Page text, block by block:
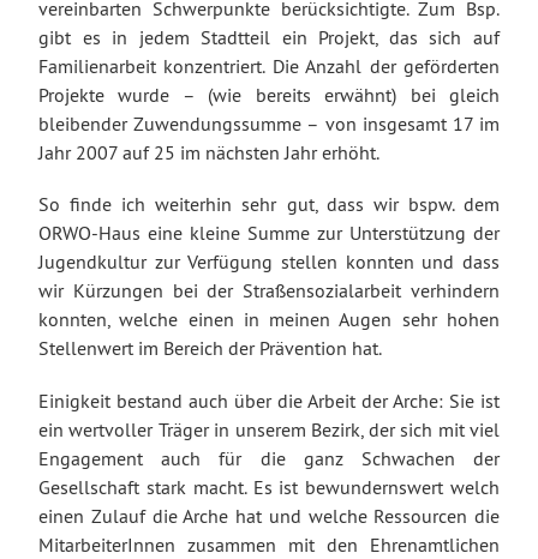
vereinbarten Schwerpunkte berücksichtigte. Zum Bsp.
gibt es in jedem Stadtteil ein Projekt, das sich auf
Familienarbeit konzentriert. Die Anzahl der geförderten
Projekte wurde – (wie bereits erwähnt) bei gleich
bleibender Zuwendungssumme – von insgesamt 17 im
Jahr 2007 auf 25 im nächsten Jahr erhöht.
So finde ich weiterhin sehr gut, dass wir bspw. dem
ORWO-Haus eine kleine Summe zur Unterstützung der
Jugendkultur zur Verfügung stellen konnten und dass
wir Kürzungen bei der Straßensozialarbeit verhindern
konnten, welche einen in meinen Augen sehr hohen
Stellenwert im Bereich der Prävention hat.
Einigkeit bestand auch über die Arbeit der Arche: Sie ist
ein wertvoller Träger in unserem Bezirk, der sich mit viel
Engagement auch für die ganz Schwachen der
Gesellschaft stark macht. Es ist bewundernswert welch
einen Zulauf die Arche hat und welche Ressourcen die
MitarbeiterInnen zusammen mit den Ehrenamtlichen